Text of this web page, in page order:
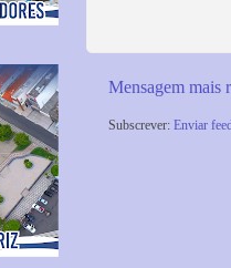
Mensagem mais
Subscrever: Enviar